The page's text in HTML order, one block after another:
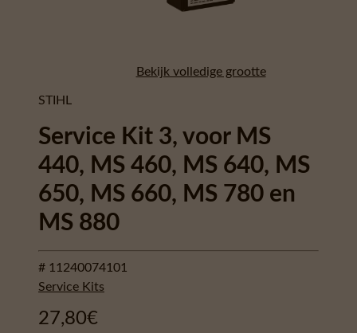
Voor zowel particuliere als professionele
proactief onderhoud
brandstoffilter
met de combisleutel van je machine
Eenvoudig vervangen van de brandstoffilter
dankzij de meegeleverde kartonnen haak